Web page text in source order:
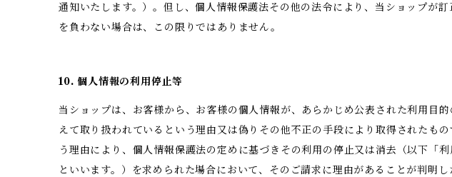
通知いたします。）。但し、個人情報保護法その他の法令により、当ショップが訂
を負わない場合は、この限りではありません。
10. 個人情報の利用停止等
当ショップは、お客様から、お客様の個人情報が、あらかじめ公表された利用目
えて取り扱われているという理由又は偽りその他不正の手段により取得されたもの
う理由により、個人情報保護法の定めに基づきその利用の停止又は消去（以下「利
といいます。）を求められた場合において、そのご請求に理由があることが判明し